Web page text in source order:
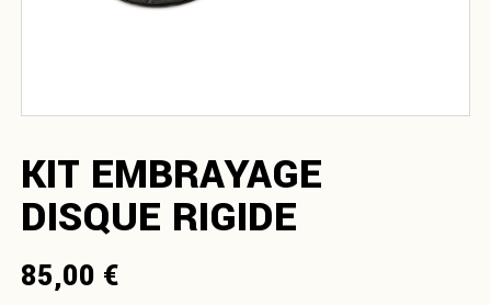
KIT EMBRAYAGE
DISQUE RIGIDE
85,00 €